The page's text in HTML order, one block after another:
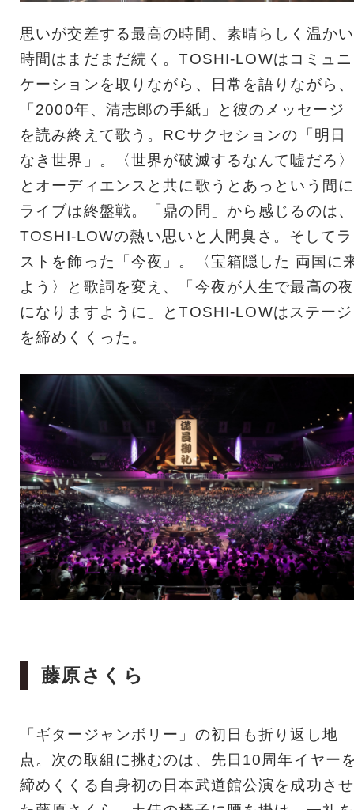
思いが交差する最高の時間、素晴らしく温かい
時間はまだまだ続く。TOSHI-LOWはコミュニ
ケーションを取りながら、日常を語りながら、
「2000年、清志郎の手紙」と彼のメッセージ
を読み終えて歌う。RCサクセションの「明日
なき世界」。〈世界が破滅するなんて嘘だろ〉
とオーディエンスと共に歌うとあっという間に
ライブは終盤戦。「鼎の問」から感じるのは、
TOSHI-LOWの熱い思いと人間臭さ。そしてラ
ストを飾った「今夜」。〈宝箱隠した 両国に
よう〉と歌詞を変え、「今夜が人生で最高の夜
になりますように」とTOSHI-LOWはステージ
を締めくくった。
藤原さくら
「ギタージャンボリー」の初日も折り返し地
点。次の取組に挑むのは、先日10周年イヤー
締めくくる自身初の日本武道館公演を成功させ